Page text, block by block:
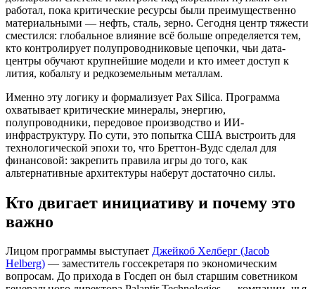
работал, пока критические ресурсы были преимущественно
материальными — нефть, сталь, зерно. Сегодня центр тяжести
сместился: глобальное влияние всё больше определяется тем,
кто контролирует полупроводниковые цепочки, чьи дата-
центры обучают крупнейшие модели и кто имеет доступ к
лития, кобальту и редкоземельным металлам.
Именно эту логику и формализует Pax Silica. Программа
охватывает критические минералы, энергию,
полупроводники, передовое производство и ИИ-
инфраструктуру. По сути, это попытка США выстроить для
технологической эпохи то, что Бреттон-Вудс сделал для
финансовой: закрепить правила игры до того, как
альтернативные архитектуры наберут достаточно силы.
Кто двигает инициативу и почему это
важно
Лицом программы выступает Джейкоб Хелберг (Jacob
Helberg) — заместитель госсекретаря по экономическим
вопросам. До прихода в Госдеп он был старшим советником